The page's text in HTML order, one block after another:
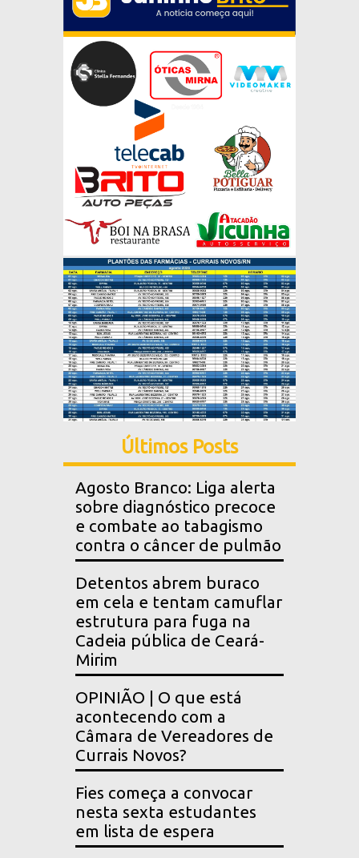
Últimos Posts
Agosto Branco: Liga alerta
sobre diagnóstico precoce
e combate ao tabagismo
contra o câncer de pulmão
Detentos abrem buraco
em cela e tentam camuflar
estrutura para fuga na
Cadeia pública de Ceará-
Mirim
OPINIÃO | O que está
acontecendo com a
Câmara de Vereadores de
Currais Novos?
Fies começa a convocar
nesta sexta estudantes
em lista de espera